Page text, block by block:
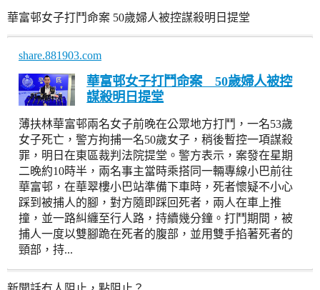
華富邨女子打鬥命案 50歲婦人被控謀殺明日提堂
share.881903.com
華富邨女子打鬥命案 50歲婦人被控
謀殺明日提堂
薄扶林華富邨兩名女子前晚在公眾地方打鬥，一名53歲
女子死亡，警方拘捕一名50歲女子，稍後暫控一項謀殺
罪，明日在東區裁判法院提堂。警方表示，案發在星期
二晚約10時半，兩名事主當時乘搭同一輛專線小巴前往
華富邨，在華翠樓小巴站準備下車時，死者懷疑不小心
踩到被捕人的腳，對方隨即踩回死者，兩人在車上推
撞，並一路糾纏至行人路，持續幾分鐘。打鬥期間，被
捕人一度以雙腳跪在死者的腹部，並用雙手掐著死者的
頸部，持...